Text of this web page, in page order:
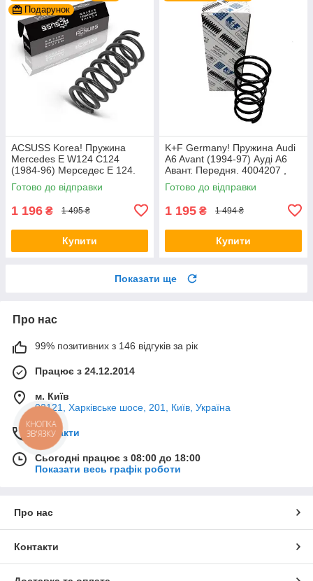
Подарунок
ACSUSS Korea! Пружина
Mercedes E W124 C124
(1984-96) Мерседес Е 124.
Задня. 4256803 , RD5084 ,
996072. Аксусс Корея
Готово до відправки
1 196 ₴ 1 495 ₴
Купити
K+F Germany! Пружина Audi
A6 Avant (1994-97) Ауді А6
Авант. Передня. 4004207 ,
RH1010 , 997224. К+Ф
Німеччина
Готово до відправки
1 195 ₴ 1 494 ₴
Купити
Показати ще
Про нас
99% позитивних з 146 відгуків за рік
Працює з 24.12.2014
м. Київ
02121, Харківське шосе, 201, Київ, Україна
Контакти
Сьогодні працює з 08:00 до 18:00
Показати весь графік роботи
Про нас
Контакти
КНОПКА
ЗВ'ЯЗКУ